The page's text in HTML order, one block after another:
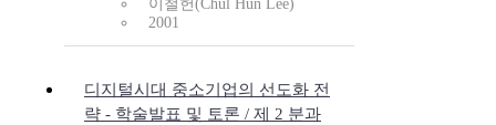
이철헌(Chul Hun Lee)
2001
디지털시대 중소기업의 선도화 전
략 - 학술발표 및 토론 / 제 2 분과